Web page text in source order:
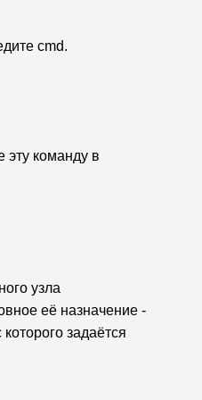
cmd.
эту команду в
её назначение -
задаётся